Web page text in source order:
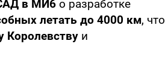
в МИ6 о разработке
летать до 4000 км, что
Королевству и